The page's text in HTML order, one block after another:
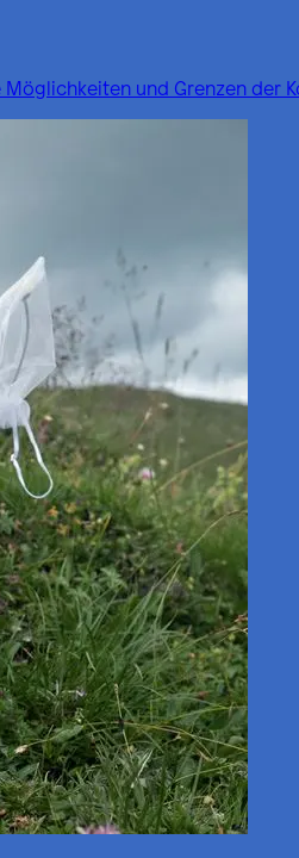
und Grenzen